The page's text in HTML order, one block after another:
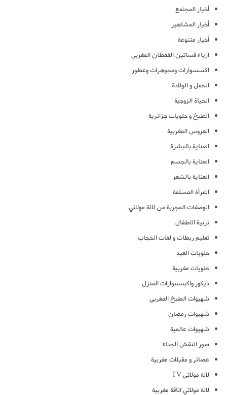
أخبار المجتمع
أخبار المشاهير
أخبار متنوعة
ازياء فساتين القفطان المغربي
اكسسوارات ومجوهرات وعطور
الحمل و الولادة
الحياة الزوجية
الطبخ و حلويات جزائرية
العروس المغربية
العناية بالبشرة
العناية بالجسم
العناية بالشعر
المرأة المسلمة
الوصفات المجربة من لالة مولاتي
تربية الاطفال
تعليم ربطات و لفات الحجاب
حلويات العيد
حلويات مغربية
ديكور واكسسوارات المنزل
شهيوات الطبخ المغربي
شهيوات رمضان
شهيوات عالمية
صور النقش الحناء
عصائر و مقبلات مغربية
لالة مولاتي TV
لالة مولاتي اناقة مغربية